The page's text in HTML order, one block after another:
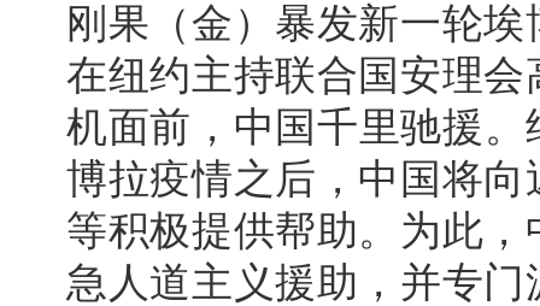
刚果（金）暴发新一轮
在纽约主持联合国安理
机面前，中国千里驰援
博拉疫情之后，中国将
等积极提供帮助。为此
急人道主义援助，并专